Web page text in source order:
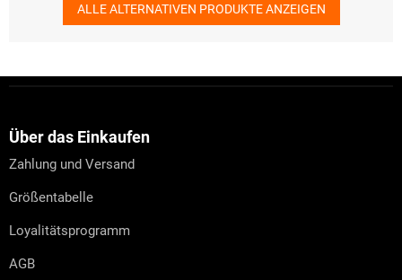
ALLE ALTERNATIVEN PRODUKTE ANZEIGEN
Über das Einkaufen
Zahlung und Versand
Größentabelle
Loyalitätsprogramm
AGB